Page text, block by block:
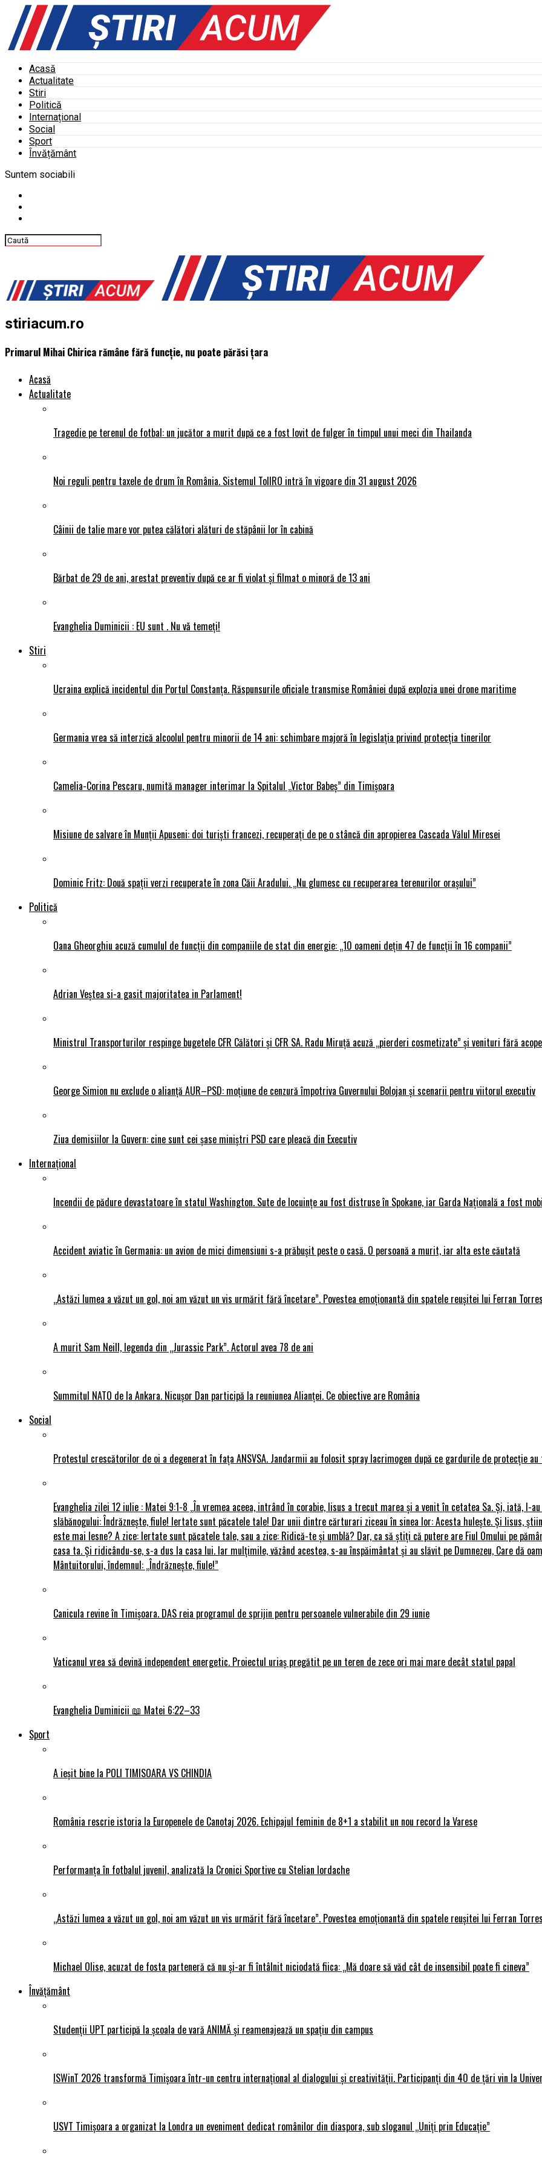
Acasă
Actualitate
Stiri
Politică
Internațional
Social
Sport
Învățământ
Suntem sociabili
stiriacum.ro
Primarul Mihai Chirica rămâne fără funcție, nu poate părăsi țara
Acasă
Actualitate
Tragedie pe terenul de fotbal: un jucător a murit după ce a fost lovit de fulger în timpul unui meci din Thailanda
Noi reguli pentru taxele de drum în România. Sistemul TollRO intră în vigoare din 31 august 2026
Câinii de talie mare vor putea călători alături de stăpânii lor în cabină
Bărbat de 29 de ani, arestat preventiv după ce ar fi violat și filmat o minoră de 13 ani
Evanghelia Duminicii : EU sunt . Nu vǎ temeți!
Stiri
Ucraina explică incidentul din Portul Constanța. Răspunsurile oficiale transmise României după explozia unei drone maritime
Germania vrea să interzică alcoolul pentru minorii de 14 ani: schimbare majoră în legislația privind protecția tinerilor
Camelia-Corina Pescaru, numită manager interimar la Spitalul „Victor Babeș” din Timișoara
Misiune de salvare în Munții Apuseni: doi turiști francezi, recuperați de pe o stâncă din apropierea Cascada Vălul Miresei
Dominic Fritz: Două spații verzi recuperate în zona Căii Aradului. „Nu glumesc cu recuperarea terenurilor orașului”
Politică
Oana Gheorghiu acuză cumulul de funcții din companiile de stat din energie: „10 oameni dețin 47 de funcții în 16 companii”
Adrian Veștea si-a gasit majoritatea in Parlament!
Ministrul Transporturilor respinge bugetele CFR Călători și CFR SA. Radu Miruță acuză „pierderi cosmetizate” și venituri fără
George Simion nu exclude o alianță AUR–PSD: moțiune de cenzură împotriva Guvernului Bolojan și scenarii pentru viitorul executiv
Ziua demisiilor la Guvern: cine sunt cei șase miniștri PSD care pleacă din Executiv
Internațional
Incendii de pădure devastatoare în statul Washington. Sute de locuințe au fost distruse în Spokane, iar Garda Națională a fost
Accident aviatic în Germania: un avion de mici dimensiuni s-a prăbușit peste o casă. O persoană a murit, iar alta este căutată
„Astăzi lumea a văzut un gol, noi am văzut un vis urmărit fără încetare”. Povestea emoționantă din spatele reușitei lui Ferran
A murit Sam Neill, legenda din „Jurassic Park”. Actorul avea 78 de ani
Summitul NATO de la Ankara. Nicușor Dan participă la reuniunea Alianței. Ce obiective are România
Social
Protestul crescătorilor de oi a degenerat în fața ANSVSA. Jandarmii au folosit spray lacrimogen după ce gardurile de protecție
Evanghelia zilei 12 iulie : Matei 9:1-8 „În vremea aceea, intrând în corabie, Iisus a trecut marea și a venit în cetatea Sa. Și, iată, I-
slăbănogului: Îndrăznește, fiule! Iertate sunt păcatele tale! Dar unii dintre cărturari ziceau în sinea lor: Acesta hulește. Și Iisus,
este mai lesne? A zice: Iertate sunt păcatele tale, sau a zice: Ridică-te și umblă? Dar, ca să știți că putere are Fiul Omului pe
casa ta. Și ridicându-se, s-a dus la casa lui. Iar mulțimile, văzând acestea, s-au înspăimântat și au slăvit pe Dumnezeu, Care dă
Mântuitorului, îndemnul: „Îndrăznește, fiule!”
Canicula revine în Timișoara. DAS reia programul de sprijin pentru persoanele vulnerabile din 29 iunie
Vaticanul vrea să devină independent energetic. Proiectul uriaș pregătit pe un teren de zece ori mai mare decât statul papal
Evanghelia Duminicii 📖 Matei 6:22–33
Sport
A ieșit bine la POLI TIMISOARA VS CHINDIA
România rescrie istoria la Europenele de Canotaj 2026. Echipajul feminin de 8+1 a stabilit un nou record la Varese
Performanța în fotbalul juvenil, analizată la Cronici Sportive cu Stelian Iordache
„Astăzi lumea a văzut un gol, noi am văzut un vis urmărit fără încetare”. Povestea emoționantă din spatele reușitei lui Ferran
Michael Olise, acuzat de fosta parteneră că nu și-ar fi întâlnit niciodată fiica: „Mă doare să văd cât de insensibil poate fi cineva”
Învățământ
Studenții UPT participă la școala de vară ANIMĂ și reamenajează un spațiu din campus
ISWinT 2026 transformă Timișoara într-un centru internațional al dialogului și creativității. Participanți din 40 de țări vin la
USVT Timișoara a organizat la Londra un eveniment dedicat românilor din diaspora, sub sloganul „Uniți prin Educație”